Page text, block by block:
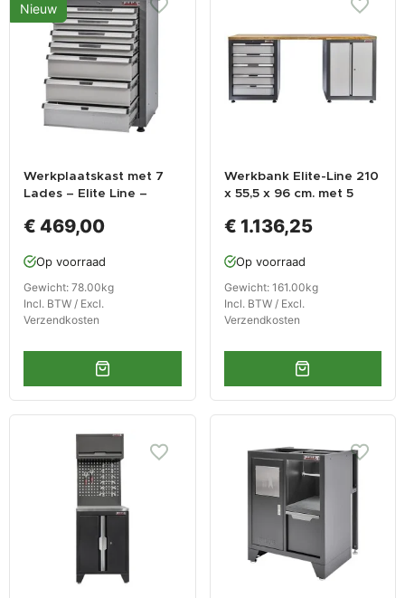
Nieuw
Werkplaatskast met 7
Lades – Elite Line –
92 cm – Grijs –
€ 469,00
Op voorraad
Gewicht: 78.00kg
Incl. BTW / Excl.
Verzendkosten
Werkbank Elite-Line 210
x 55,5 x 96 cm. met 5
blad.
€ 1.136,25
Op voorraad
Gewicht: 161.00kg
Incl. BTW / Excl.
Verzendkosten